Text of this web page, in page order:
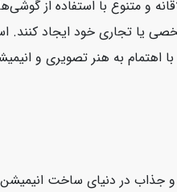
و متنوع با استفاده از
یا تجاری خود ایجاد
اهتمام به هنر تصویری و
جذاب در دنیای ساخت